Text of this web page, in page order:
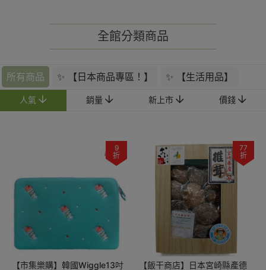
全館分類商品
所有商品 ✨ 【日本商品專區！】 ✨ 【生活用品】
人氣 銷量 新上市 價錢
9
折
【市集樂購】韓國Wiggle13吋
77
折
【飯干商店】日本宮崎縣產德